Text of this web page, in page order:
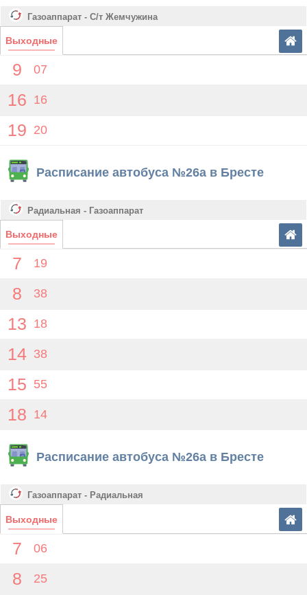
Газоаппарат - С/т Жемчужина
Выходные
9 07
16 16
19 20
Расписание автобуса №26а в Бресте
Радиальная - Газоаппарат
Выходные
7 19
8 38
13 18
14 38
15 55
18 14
Расписание автобуса №26а в Бресте
Газоаппарат - Радиальная
Выходные
7 06
8 25